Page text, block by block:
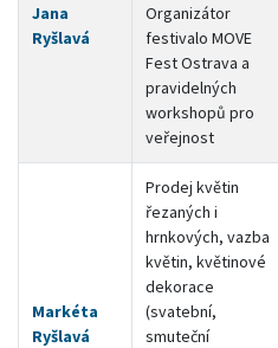
Jana
Ryšlavá
Organizátor
festivalo MOVE
Fest Ostrava a
pravidelných
workshopů pro
veřejnost
Markéta
Ryšlavá
Prodej květin
řezaných i
hrnkových, vazba
květin, květinové
dekorace
(svatební,
smuteční